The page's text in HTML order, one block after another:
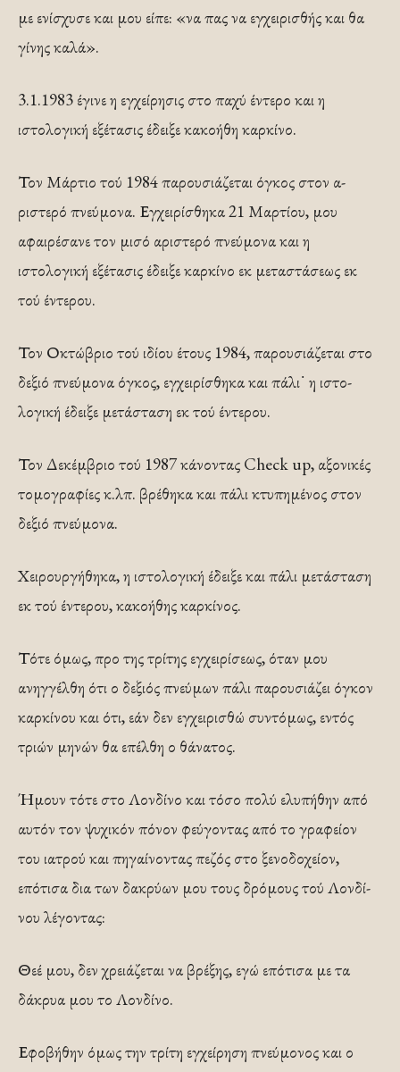
με ενίσχυσε και μου είπε: «να πας να εγχειρισθής και θα
γίνης καλά».
3.1.1983 έγινε η εγχείρησις στο παχύ έντερο και η
ιστολογική εξέτασις έδειξε κακοήθη καρκίνο.
Τον Μάρτιο τού 1984 παρουσιάζεται όγκος στον α­
ριστερό πνεύμονα. Εγχειρίσθηκα 21 Μαρτίου, μου
αφαιρέσανε τον μισό αριστερό πνεύμονα και η
ιστολογική εξέτασις έδειξε καρκίνο εκ μεταστάσεως εκ
τού έντερου.
Τον Οκτώβριο τού ιδίου έτους 1984, παρουσιάζεται στο
δεξιό πνεύμονα όγκος, εγχειρίσθηκα και πάλι˙ η ιστο­
λογική έδειξε μετάσταση εκ τού έντερου.
Τον Δεκέμβριο τού 1987 κάνοντας Check up, αξονι­κές
τομογραφίες κ.λπ. βρέθηκα και πάλι κτυπημένος στον
δεξιό πνεύμονα.
Χειρουργήθηκα, η ιστολογική έδειξε και πάλι μετά­σταση
εκ τού έντερου, κακοήθης καρκίνος.
Τότε όμως, προ της τρίτης εγχειρίσεως, όταν μου
ανηγγέλθη ότι ο δεξιός πνεύμων πάλι παρουσιάζει όγκον
καρκίνου και ότι, εάν δεν εγχειρισθώ συντόμως, εντός
τριών μηνών θα επέλθη ο θάνατος.
Ήμουν τότε στο Λονδίνο και τόσο πολύ ελυπήθην από
αυτόν τον ψυχικόν πόνον φεύγοντας από το γραφείον
του ιατρού και πηγαίνοντας πεζός στο ξενοδοχείον,
επότισα δια των δακρύων μου τους δρόμους τού Λονδί­
νου λέγοντας:
Θεέ μου, δεν χρειάζεται να βρέξης, εγώ επότισα με τα
δάκρυα μου το Λονδίνο.
Εφοβήθην όμως την τρίτη εγχείρηση πνεύμονος και ο